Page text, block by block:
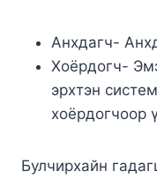
Анхдагч-
Хоёрдогч-
эрхтэн
хоёрдогчоор
Булчирхайн